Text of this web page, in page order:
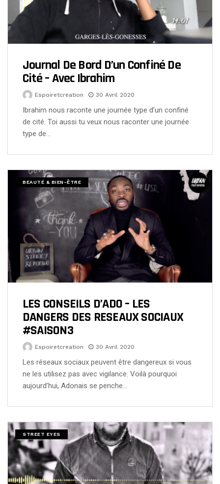
Journal De Bord D’un Confiné De
Cité – Avec Ibrahim
Espoiretcreation 30 Avril 2020
Ibrahim nous raconte une journée type d’un confiné
de cité. Toi aussi tu veux nous raconter une journée
type de…
BEAUTÉ & BIEN-ÊTRE
LES CONSEILS D’ADO – LES
DANGERS DES RESEAUX SOCIAUX
#SAISON3
Espoiretcreation 30 Avril 2020
Les réseaux sociaux peuvent être dangereux si vous
ne les utilisez pas avec vigilance. Voilà pourquoi
aujourd’hui, Adonais se penche…
STREET EYES